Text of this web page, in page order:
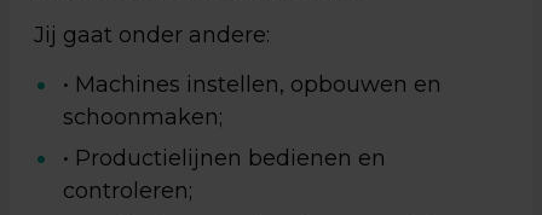
Jij gaat onder andere:
• Machines instellen, opbouwen en
schoonmaken;
• Productielijnen bedienen en
controleren;